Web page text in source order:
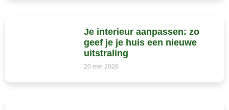
Je interieur aanpassen: zo
geef je je huis een nieuwe
uitstraling
20 mei 2026